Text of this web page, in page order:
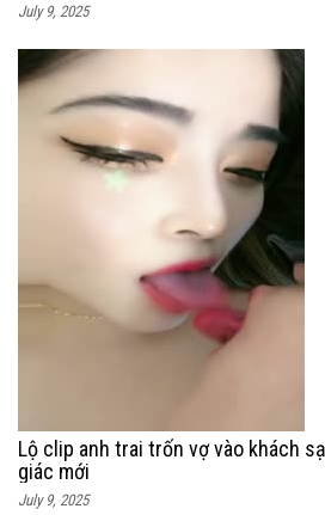
July 9, 2025
Lộ clip anh trai trốn vợ vào khách
giác mới
July 9, 2025